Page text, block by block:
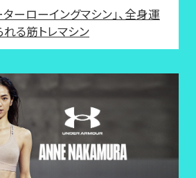
ーローイングマシン」、全身運
る筋トレマシン